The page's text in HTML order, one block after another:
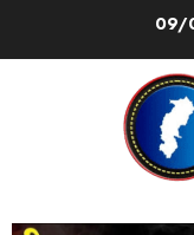
09/